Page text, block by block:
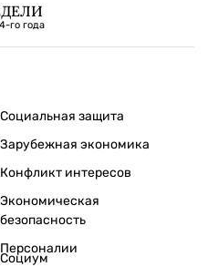
го года
Социальная защита
Зарубежная экономика
Конфликт интересов
Экономическая
безопасность
Персоналии
Социум